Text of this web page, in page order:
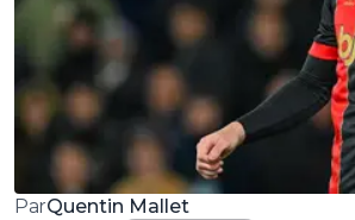
ParQuentin Mallet